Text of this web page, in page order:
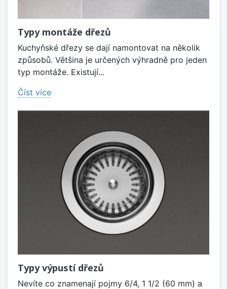
Typy montáže dřezů
Kuchyňské dřezy se dají namontovat na několik
způsobů. Většina je určených výhradně pro jeden
typ montáže. Existují...
Číst více
Typy výpustí dřezů
Nevíte co znamenají pojmy 6/4, 1 1/2 (60 mm) a